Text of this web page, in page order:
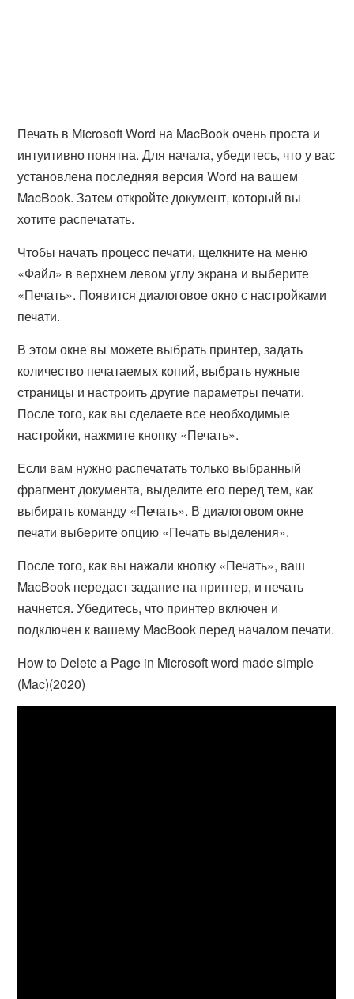
Печать в Microsoft Word на MacBook очень проста и
интуитивно понятна. Для начала, убедитесь, что у вас
установлена последняя версия Word на вашем
MacBook. Затем откройте документ, который вы
хотите распечатать.
Чтобы начать процесс печати, щелкните на меню
«Файл» в верхнем левом углу экрана и выберите
«Печать». Появится диалоговое окно с настройками
печати.
В этом окне вы можете выбрать принтер, задать
количество печатаемых копий, выбрать нужные
страницы и настроить другие параметры печати.
После того, как вы сделаете все необходимые
настройки, нажмите кнопку «Печать».
Если вам нужно распечатать только выбранный
фрагмент документа, выделите его перед тем, как
выбирать команду «Печать». В диалоговом окне
печати выберите опцию «Печать выделения».
После того, как вы нажали кнопку «Печать», ваш
MacBook передаст задание на принтер, и печать
начнется. Убедитесь, что принтер включен и
подключен к вашему MacBook перед началом печати.
How to Delete a Page in Microsoft word made simple
(Mac)(2020)